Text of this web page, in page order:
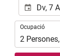
Ocupació
Ocupació
2 Persones,